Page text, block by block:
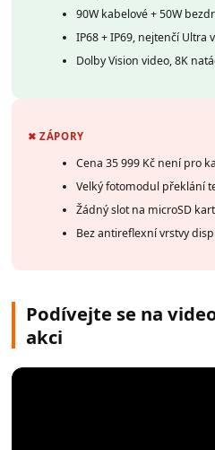
90W kabelové + 50W
IP68 + IP69, nejtenčí Ultra
Dolby Vision video, 8K
✖ ZÁPORY
Cena 35 999 Kč není pro
Velký fotomodul překlání
Žádný slot na microSD
Bez antireflexní vrstvy
Podívejte se na
akci